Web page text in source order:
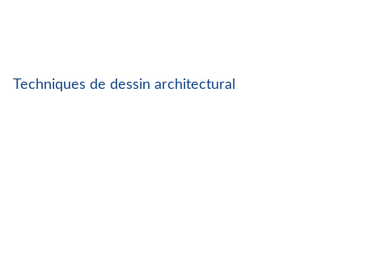
Techniques de dessin architectural